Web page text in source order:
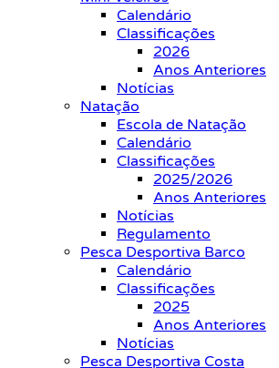
Calendário
Classificações
2026
Anos Anteriores
Notícias
Natação
Escola de Natação
Calendário
Classificações
2025/2026
Anos Anteriores
Notícias
Regulamento
Pesca Desportiva Barco
Calendário
Classificações
2025
Anos Anteriores
Notícias
Pesca Desportiva Costa